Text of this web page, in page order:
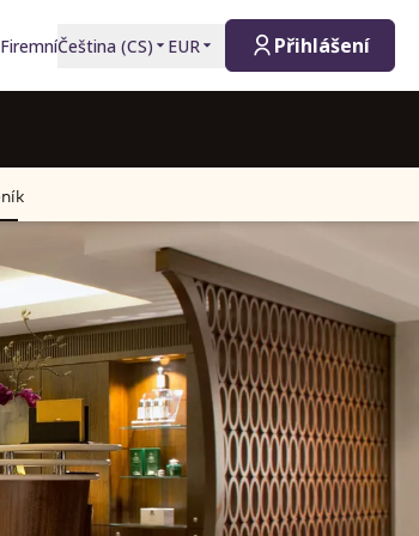
FiremníČeština (CS) EUR Přihlášení